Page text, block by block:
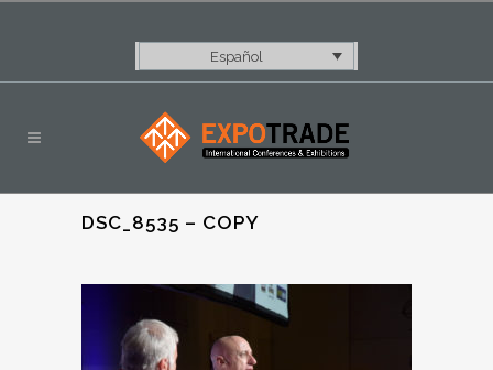
Español
DSC_8535 – COPY